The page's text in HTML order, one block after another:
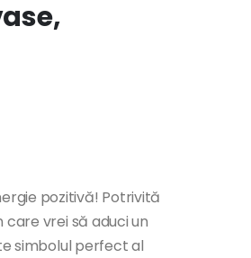
pozitivă! Potrivită
vrei să aduci un
simbolul perfect al